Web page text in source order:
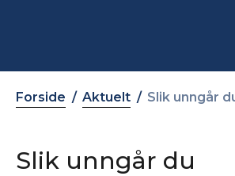
Forside Aktuelt Slik unngår
Slik unngår du